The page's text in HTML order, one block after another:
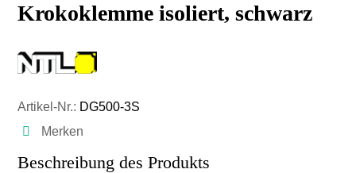
Krokoklemme isoliert, schwarz
Artikel-Nr.: DG500-3S
Merken
Beschreibung des Produkts